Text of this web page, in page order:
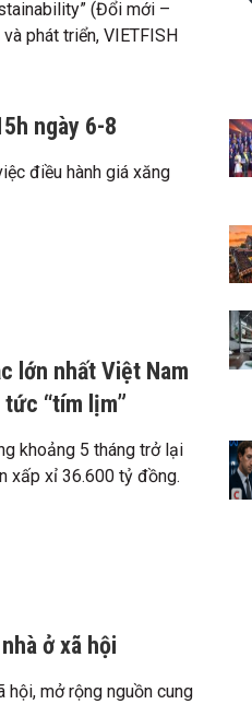
(Đổi mới –
phát triển, VIETFISH
ngày 6-8
điều hành giá xăng
lớn nhất Việt Nam
“tím lịm”
khoảng 5 tháng trở lại
xấp xỉ 36.600 tỷ đồng.
ở xã hội
hội, mở rộng nguồn cung